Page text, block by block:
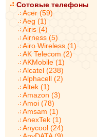
Сотовые телефоны
Acer (59)
Aeg (1)
Airis (4)
Airness (5)
Airo Wireless (1)
AK Telecom (2)
AKMobile (1)
Alcatel (238)
Alphacell (2)
Altek (1)
Amazon (3)
Amoi (78)
Amsam (1)
AnexTek (1)
Anycool (24)